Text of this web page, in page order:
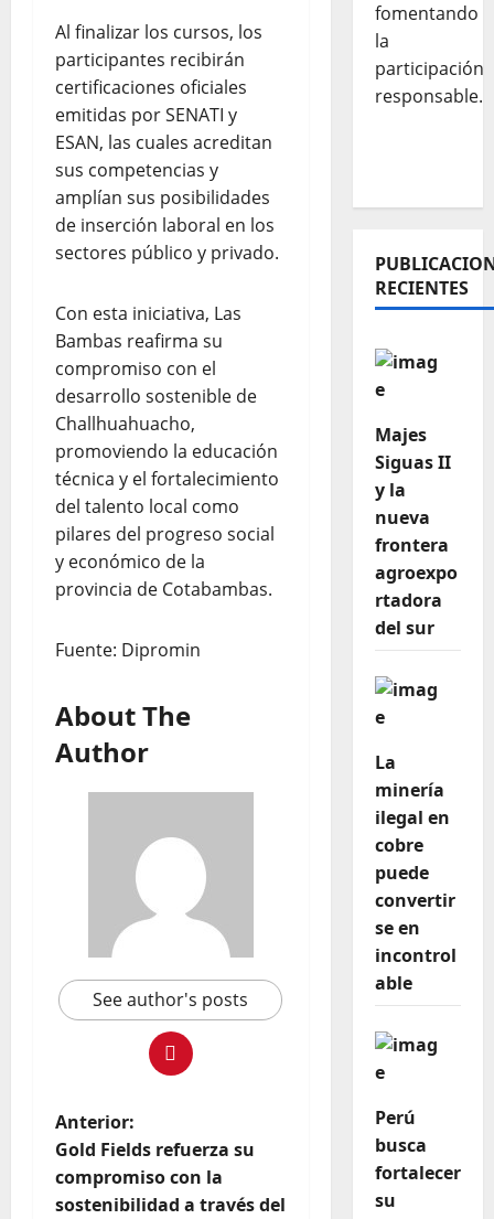
Al finalizar los cursos, los
participantes recibirán
certificaciones oficiales
emitidas por SENATI y
ESAN, las cuales acreditan
sus competencias y
amplían sus posibilidades
de inserción laboral en los
sectores público y privado.
Con esta iniciativa, Las
Bambas reafirma su
compromiso con el
desarrollo sostenible de
Challhuahuacho,
promoviendo la educación
técnica y el fortalecimiento
del talento local como
pilares del progreso social
y económico de la
provincia de Cotabambas.
Fuente: Dipromin
About The
Author
See author's posts
Anterior:
Gold Fields refuerza su
compromiso con la
sostenibilidad a través del
fomentando
la
participación
responsable.
RECIENTES
Majes
Siguas II
y la
nueva
frontera
agroexpo
rtadora
del sur
La
minería
ilegal en
cobre
puede
convertir
se en
incontrol
able
Perú
busca
fortalecer
su